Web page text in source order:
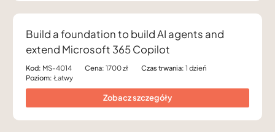
Build a foundation to build AI agents and
extend Microsoft 365 Copilot
Kod: MS-4014 Cena: 1700 zł Czas trwania: 1 dzień
Poziom: Łatwy
Zobacz szczegóły